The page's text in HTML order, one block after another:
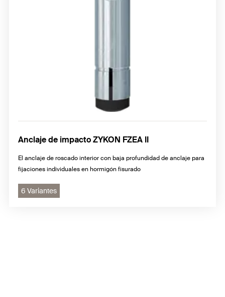
Anclaje de impacto ZYKON FZEA II
El anclaje de roscado interior con baja profundidad de anclaje para
fijaciones individuales en hormigón fisurado
6 Variantes